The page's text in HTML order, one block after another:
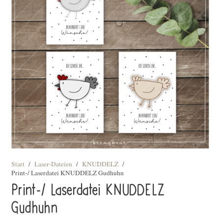
Start / Laser-Dateien / KNUDDELZ /
Print-/ Laserdatei KNUDDELZ Gudhuhn
Print-/ Laserdatei KNUDDELZ
Gudhuhn